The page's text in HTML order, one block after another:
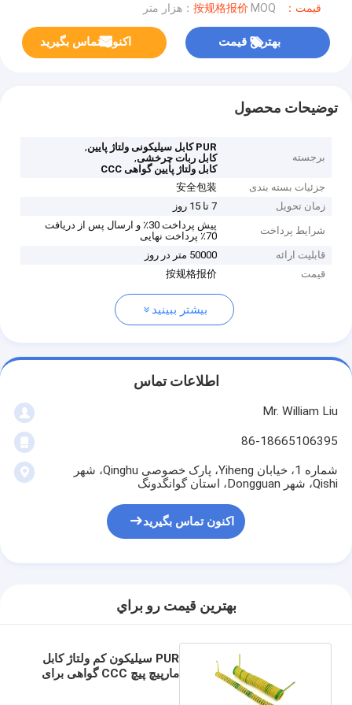
قیمت：按规格报价 MOQ：هزار متر
بهترین قیمت اکنون تماس بگیرید
توضیحات محصول
برجسته
PUR کابل سیلیکونی ولتاژ پایین
,
کابل ربات چرخشی,
کابل ولتاژ پایین گواهی CCC
جزئیات بسته بندی
安全包装
زمان تحویل
7 تا 15 روز
شرایط پرداخت
پیش پرداخت 30٪ و ارسال پس از دریافت
70٪ پرداخت نهایی
قابلیت ارائه
50000 متر در روز
قیمت
按规格报价
بیشتر ببینید
اطلاعات تماس
Mr. William Liu
86-18665106395
شماره 1، خیابان Yiheng، پارک خصوصی Qinghu، شهر
Qishi، شهر Dongguan، استان گوانگدونگ
اکنون تماس بگیرید
بهترين قيمت رو براي
PUR سیلیکون کم ولتاژ کابل
مارپیچ پیچ CCC گواهی برای